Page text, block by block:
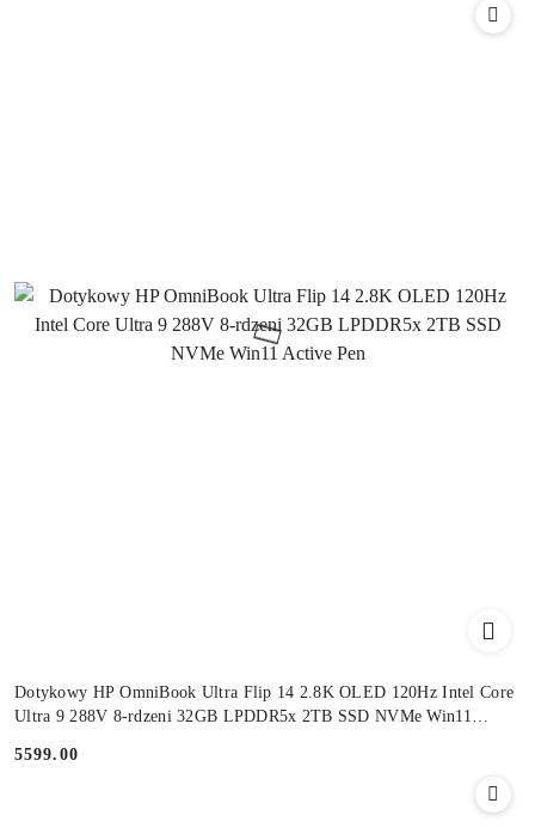
Dotykowy HP OmniBook Ultra Flip 14 2.8K OLED 120Hz Intel Core
Ultra 9 288V 8-rdzeni 32GB LPDDR5x 2TB SSD NVMe Win11
Cena:
5599.00